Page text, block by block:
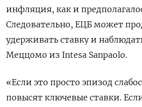
инфляция, как и
Следовательно, ЕЦБ может
удерживать ставку и
Меццомо из Intesa Sanpaolo.
«Если это просто эпизод
повысят ключевые ставки.